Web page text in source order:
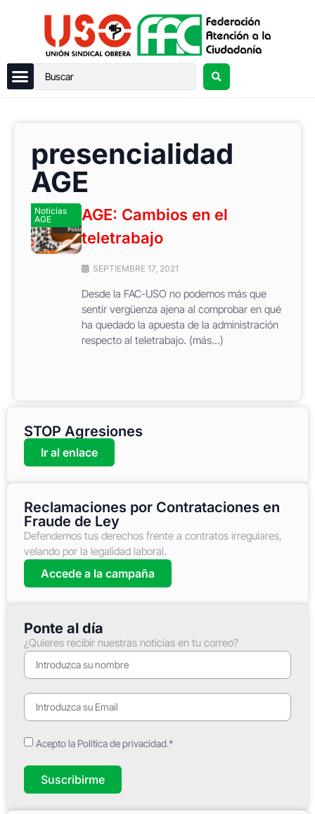
presencialidad
AGE
Noticias
AGE
AGE: Cambios en el
teletrabajo
SEPTIEMBRE 17, 2021
Desde la FAC-USO no podemos más que
sentir vergüenza ajena al comprobar en qué
ha quedado la apuesta de la administración
respecto al teletrabajo. (más…)
STOP Agresiones
Ir al enlace
Reclamaciones por Contrataciones en
Fraude de Ley
Defendemos tus derechos frente a contratos irregulares,
velando por la legalidad laboral.
Accede a la campaña
Ponte al día
¿Quieres recibir nuestras noticias en tu correo?
Acepto la Política de privacidad.*
Suscribirme